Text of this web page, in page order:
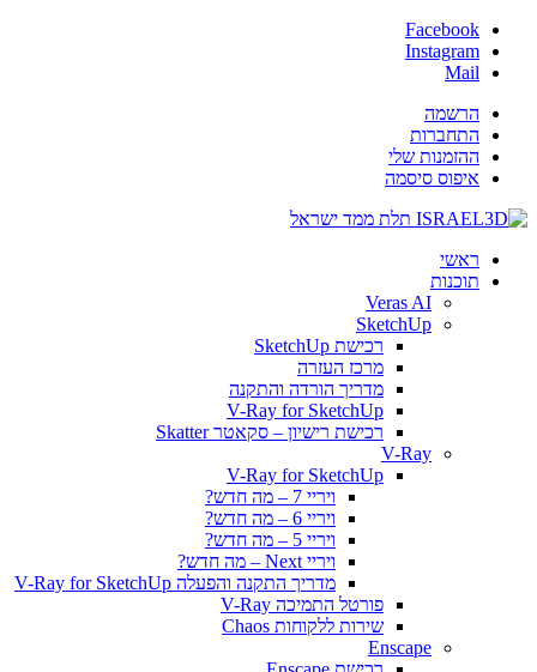
Facebook
Instagram
Mail
הרשמה
התחברות
ההזמנות שלי
איפוס סיסמה
ראשי
תוכנות
Veras AI
SketchUp
רכישת SketchUp
מרכז העזרה
מדריך הורדה והתקנה
V-Ray for SketchUp
רכישת רישיון – סקאטר Skatter
V-Ray
V-Ray for SketchUp
ויריי 7 – מה חדש?
ויריי 6 – מה חדש?
ויריי 5 – מה חדש?
ויריי Next – מה חדש?
מדריך התקנה והפעלה V-Ray for SketchUp
פורטל התמיכה V-Ray
שירות ללקוחות Chaos
Enscape